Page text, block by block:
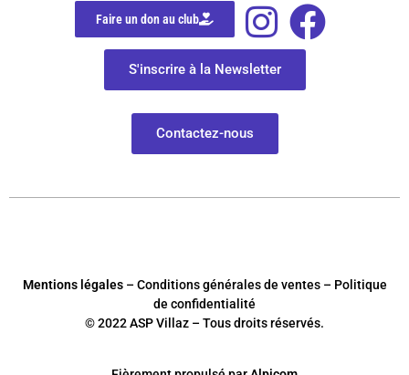
Faire un don au club
S'inscrire à la Newsletter
Contactez-nous
Mentions légales– Conditions générales de ventes – Politique
de confidentialité
© 2022 ASP Villaz – Tous droits réservés.